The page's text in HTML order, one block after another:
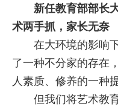
新任教育部部长
术两手抓，家长无奈
在大环境的影响下
了一种不分家的存在
人素质、修养的一种
但我们将艺术教育